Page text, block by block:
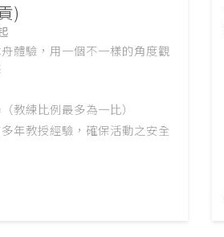
)
體驗，用一個不一樣的角度觀
教練比例最多為一比）
年教授經驗，確保活動之安全